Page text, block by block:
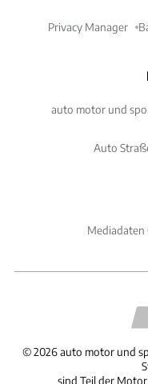
Privacy Manager
auto motor und
Auto
Mediadaten
©2026 auto motor und
sind Teil der